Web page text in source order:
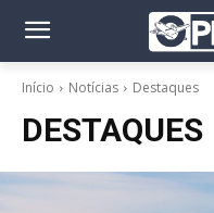
Início Notícias Destaques
DESTAQUES